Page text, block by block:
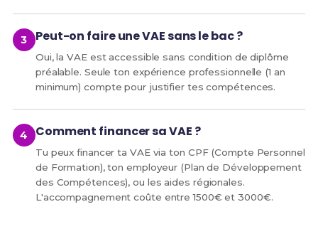
Peut-on faire une VAE sans le bac ?
Oui, la VAE est accessible sans condition de diplôme
préalable. Seule ton expérience professionnelle (1 an
minimum) compte pour justifier tes compétences.
Comment financer sa VAE ?
Tu peux financer ta VAE via ton CPF (Compte Personnel
de Formation), ton employeur (Plan de Développement
des Compétences), ou les aides régionales.
L'accompagnement coûte entre 1500€ et 3000€.